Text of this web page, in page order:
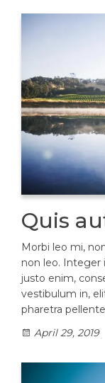
Quis
Morbi leo mi,
non leo. Integer
justo enim,
vestibulum in,
pharetra
April 29, 2019